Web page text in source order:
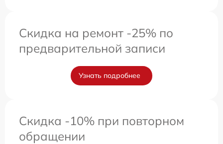
Скидка на ремонт -25% по
предварительной записи
Узнать подробнее
Скидка -10% при повторном
обращении